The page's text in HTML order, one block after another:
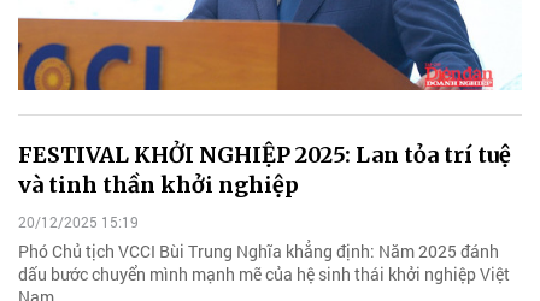
FESTIVAL KHỞI NGHIỆP 2025: Lan tỏa trí tuệ
và tinh thần khởi nghiệp
20/12/2025 15:19
Phó Chủ tịch VCCI Bùi Trung Nghĩa khẳng định: Năm 2025 đánh
dấu bước chuyển mình mạnh mẽ của hệ sinh thái khởi nghiệp Việt